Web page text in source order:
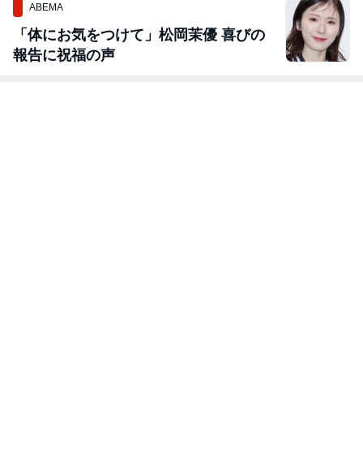
ABEMA
「体にお気をつけて」松岡茉優 喜びの
報告に祝福の声